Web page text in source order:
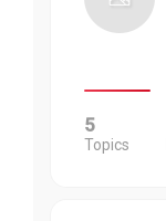
5
Topics